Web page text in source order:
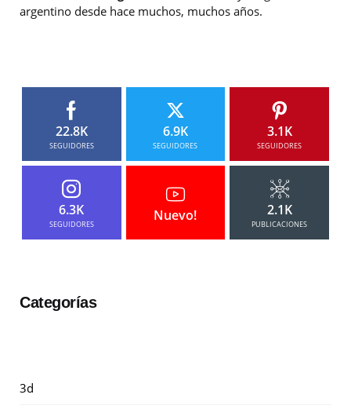
argentino desde hace muchos, muchos años.
22.8K
SEGUIDORES
6.9K
SEGUIDORES
3.1K
SEGUIDORES
6.3K
SEGUIDORES
Nuevo! 2.1K
PUBLICACIONES
Categorías
3d